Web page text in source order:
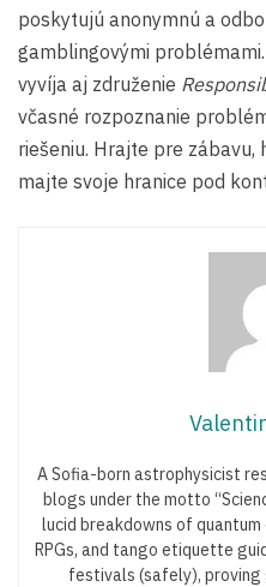
poskytujú anonymnú a
gamblingovými
vyvíja aj združenie
včasné rozpoznanie
riešeniu. Hrajte pre zábavu,
majte svoje hranice pod
A Sofia-born astrophysicist
blogs under the motto
lucid breakdowns of
RPGs, and tango etiquette
festivals (safely),